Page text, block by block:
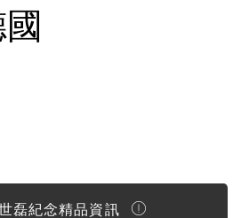
磊紀念精品資訊